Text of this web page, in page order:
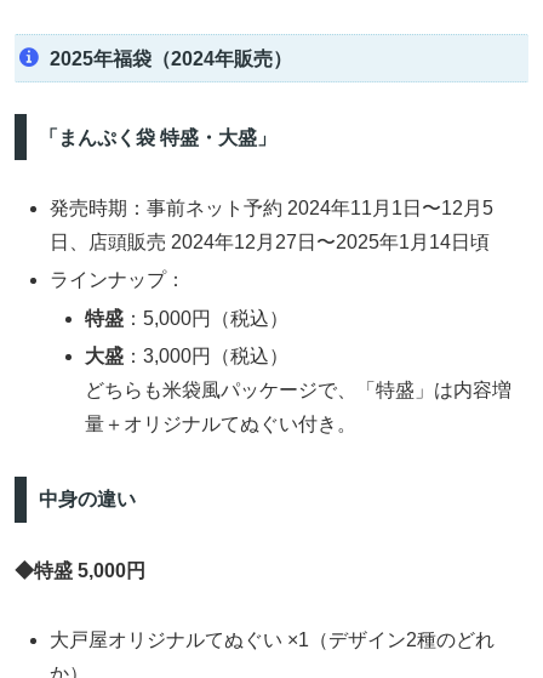
2025年福袋（2024年販売）
「まんぷく袋 特盛・大盛」
発売時期：事前ネット予約 2024年11月1日〜12月5
日、店頭販売 2024年12月27日〜2025年1月14日頃
ラインナップ：
特盛 ：5,000円（税込）
大盛 ：3,000円（税込）
どちらも米袋風パッケージで、「特盛」は内容増
量＋オリジナルてぬぐい付き。
中身の違い
◆特盛 5,000円
大戸屋オリジナルてぬぐい ×1（デザイン2種のどれ
か）